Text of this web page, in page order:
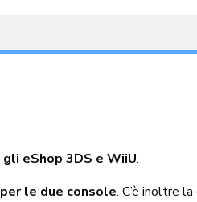
gli eShop 3DS e WiiU.
le due console. C’è inoltre